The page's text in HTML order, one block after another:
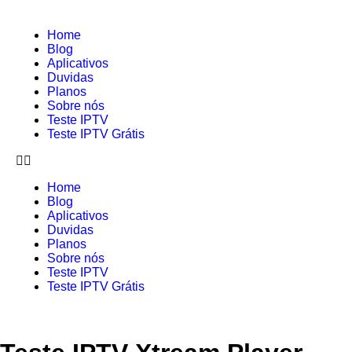
Home
Blog
Aplicativos
Duvidas
Planos
Sobre nós
Teste IPTV
Teste IPTV Grátis
Home
Blog
Aplicativos
Duvidas
Planos
Sobre nós
Teste IPTV
Teste IPTV Grátis